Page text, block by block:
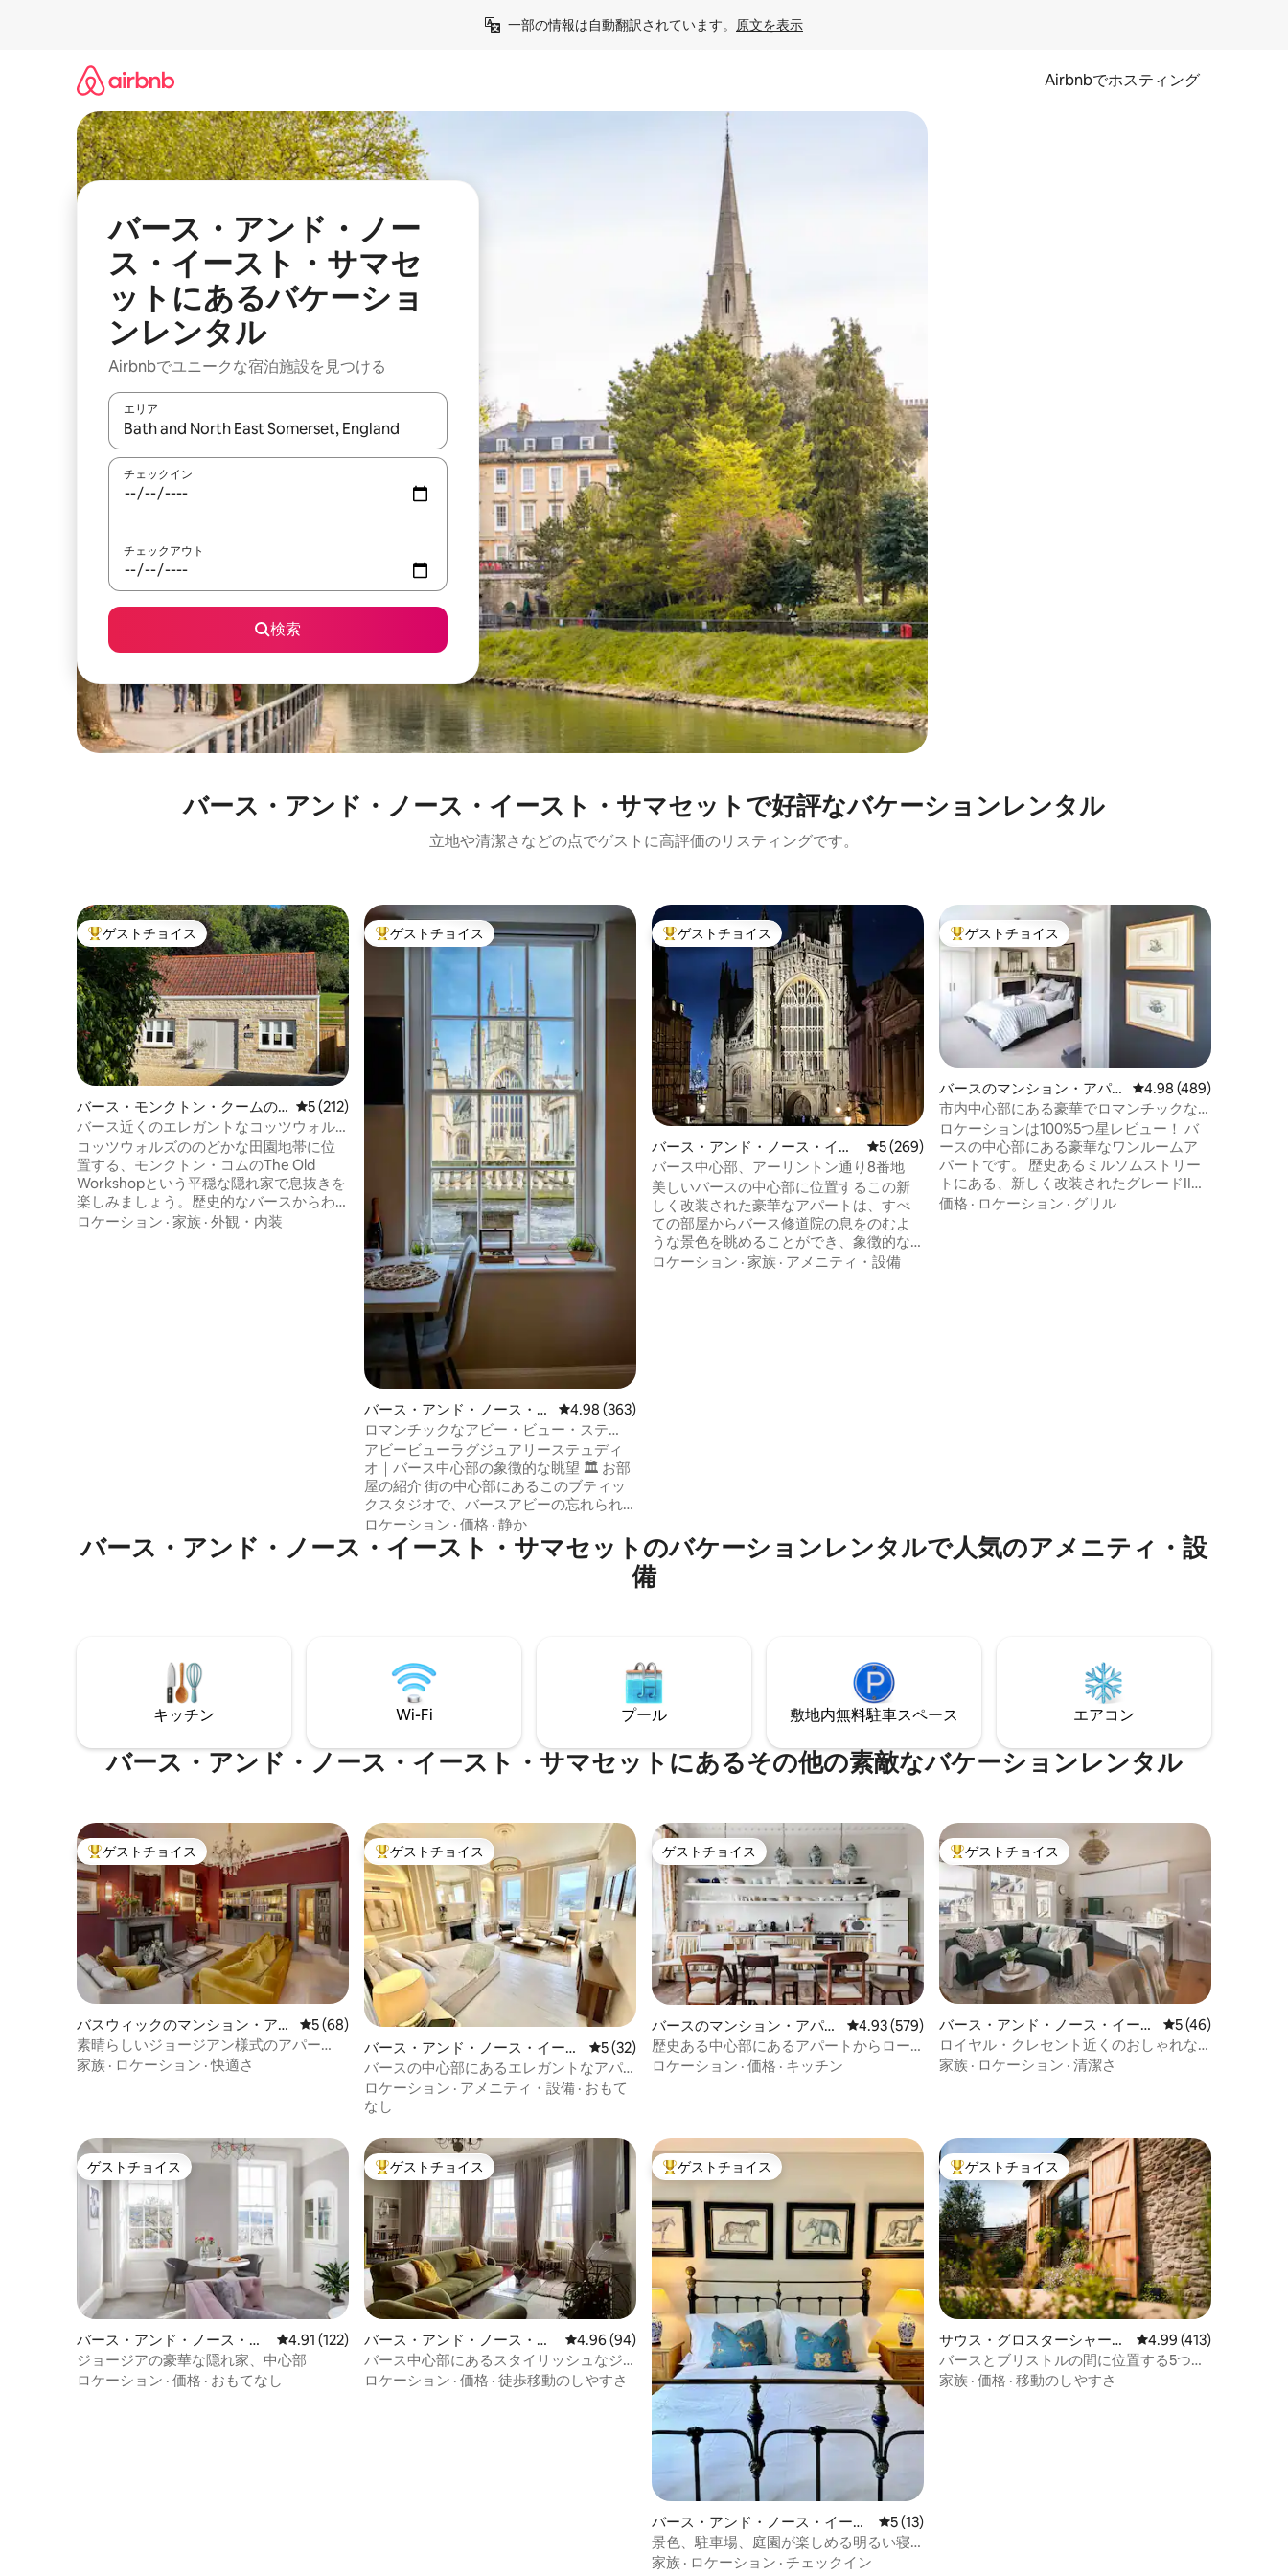
一部の情報は自動翻訳されています。 原文を表示
Airbnbでホスティング
バース・アンド・ノー
ス・イースト・サマセ
ットにあるバケーショ
ンレンタル
Airbnbでユニークな宿泊施設を見つける
エリア
検索結果が表示されたら、上下の矢印キーを使って移動するか、画面をタッチまたはスワイプして検索結果を確認することができます。
チェックイン
チェックアウト
検索
バース・アンド・ノース・イースト・サマセットで好評なバケーションレンタル
立地や清潔さなどの点でゲストに高評価のリスティングです。
大好評のゲストチョイスです。
ゲストチョイス
バース・モンクトン・クームの
コテージ
レビュー212件、5つ星中5つ星の平均評価
5 (212)
バース近くのエレガントなコッツウォル
ズの隠れ家｜駐車場と電気自動車
コッツウォルズののどかな田園地帯に位
置する、モンクトン・コムのThe Old
Workshopという平穏な隠れ家で息抜きを
楽しみましょう。歴史的なバースからわ
ずか数分の場所にある、美しく改装され
ロケーション · 家族 · 外観・内装
大好評のゲストチョイスです。
ゲストチョイス
バース・アンド・ノース・イ
ースト・サマセットのマンシ
ョン・アパート
レビュー363件、5つ星中4.98つ星の平均評価
4.98 (363)
ロマンチックなアビー・ビュー・ステ
イ・ラグジュアリー・セントラル・バ
ス・フラット
アビービューラグジュアリーステュディ
オ｜バース中心部の象徴的な眺望 🏛 お部
屋の紹介 街の中心部にあるこのブティッ
クスタジオで、バースアビーの忘れられ
ない景色に目覚めましょう。グレードIの
ジョージアン様式の建物件にあるこのア
パートは、歴史的な魅力と現代的な贅沢
宿泊先の1つです。レビューは300件以上
あります。
ロケーション · 価格 · 静か
大好評のゲストチョイスです。
ゲストチョイス
バース・アンド・ノース・イー
スト・サマセットのコンドミニ
アム
レビュー269件、5つ星中5つ星の平均評価
5 (269)
バース中心部、アーリントン通り8番地
美しいバースの中心部に位置するこの新
しく改装された豪華なアパートは、すべ
ての部屋からバース修道院の息をのむよ
うな景色を眺めることができ、象徴的な
ローマ浴場からわずか数歩のところにあ
ロケーション · 家族 · アメニティ・設備
大好評のゲストチョイスです。
ゲストチョイス
バースのマンション・アパ
ート
レビュー489件、5つ星
4.98 (489)
市内中心部にある豪華でロマンチックな5
つ星の宿泊施設！
ロケーションは100%5つ星レビュー！ バ
ースの中心部にある豪華なワンルームア
パートです。 歴史あるミルソムストリー
トにある、新しく改装されたグレードII指
定建造物の中にあります。 スタイリッシ
価格 · ロケーション · グリル
バース・アンド・ノース・イースト・サマセットのバケーションレンタルで人気のアメニティ・設
備
キッチン Wi-Fi プール 敷地内無料駐⁠車ス⁠ペ⁠ー⁠ス エアコン
バース・アンド・ノース・イースト・サマセットにあるその他の素敵なバケーションレンタル
大好評のゲストチョイスです。
ゲストチョイス
バスウィックのマンション・アパ
ート
レビュー68件、5つ星中5つ星の平均評価
5 (68)
素晴らしいジョージアン様式のアパー
ト、素晴らしいPulteney St+駐車場
家族 · ロケーション ·快適さ
大好評のゲストチョイスです。
ゲストチョイス
バース・アンド・ノース・イース
ト・サマセットのマンション・ア
パート
レビュー32件、5つ星中5つ星の平均評価
5 (32)
バースの中心部にあるエレガントなアパ
ート|街の景色
ロケーション · アメニティ・設備 · おもて
なし
ゲストチョイス
ゲストチョイス
バースのマンション・アパー
ト
レビュー579件、5つ星中4.93つ星の平均評価
4.93 (579)
歴史ある中心部にあるアパートからロー
マ浴場まで徒歩
ロケーション · 価格 · キッチン
大好評のゲストチョイスです。
ゲストチョイス
バース・アンド・ノース・イース
ト・サマセットのマンション・ア
パート
レビュー46件、5
5 (46)
ロイヤル・クレセント近くのおしゃれな
ジョージアン様式の隠れ家
家族 · ロケーション · 清潔さ
ゲストチョイス
ゲストチョイス
バース・アンド・ノース・イ
ースト・サマセットのマンシ
ョン・アパート
レビュー122件、5つ星中4.91つ星の平均評価
4.91 (122)
ジョージアの豪華な隠れ家、中心部
ロケーション · 価格 · おもてなし
大好評のゲストチョイスです。
ゲストチョイス
バース・アンド・ノース・イ
ースト・サマセットのマンシ
ョン・アパート
レビュー94件、5つ星中4.96つ星の平均評価
4.96 (94)
バース中心部にあるスタイリッシュなジ
ョージアン・アパートメント。
ロケーション · 価格 · 徒歩移動のしやすさ
大好評のゲストチョイスです。
ゲストチョイス
バース・アンド・ノース・イース
ト・サマセットの一軒家
レビュー13件、5つ星中5つ星の平均評価
5 (13)
景色、駐車場、庭園が楽しめる明るい寝
室3室のお部屋
家族 · ロケーション · チェックイン
大好評のゲストチョイスです。
ゲストチョイス
サウス・グロスターシャーの
離れ
レビュー413件、5つ
4.99 (413)
バースとブリストルの間に位置する5つ星
の納屋 - 露天風呂・ジャグジー
家族 · 価格 · 移動のしやすさ